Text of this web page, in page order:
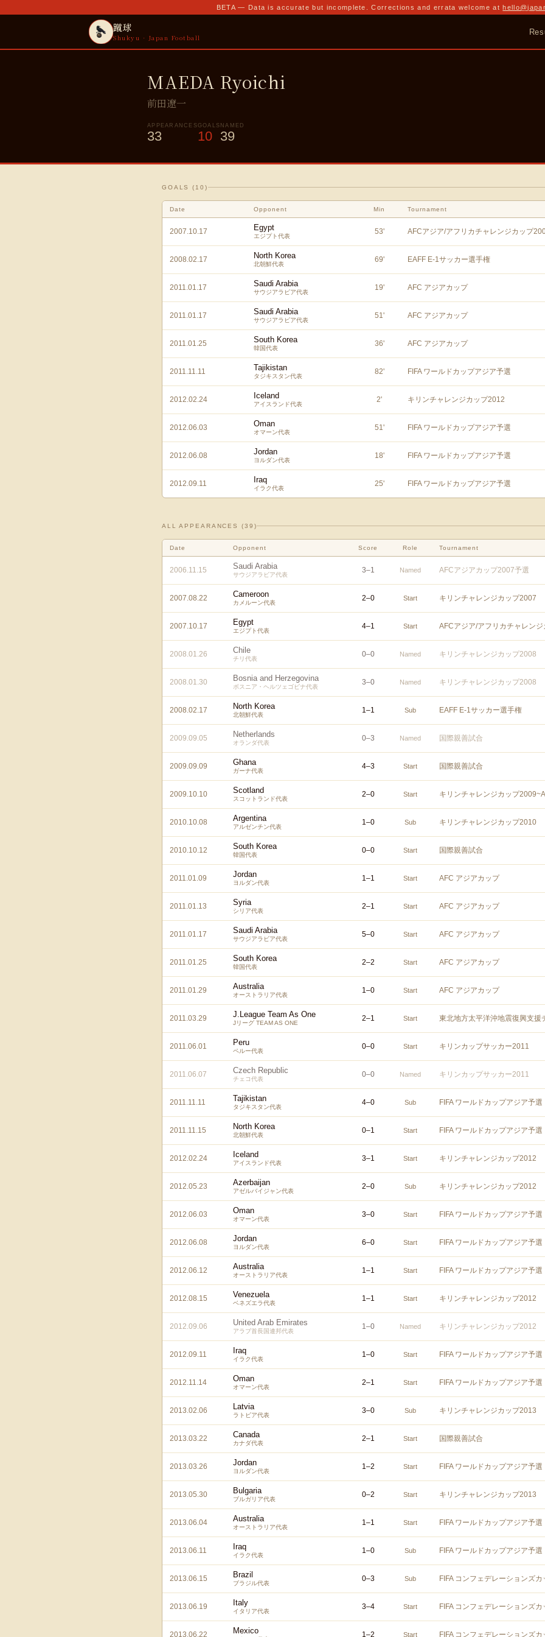
BETA — Data is accurate but incomplete. Corrections and errata welcome at
蹴球
Shukyu · Japan Football
MAEDA Ryoichi
前田遼一
APPEARANCES
33
GOALS
10
NAMED
39
GOALS ( 10 )
Date Opponent Min Tournament
2007.10.17 Egypt
エジプト代表
53' AFCアジア/アフリカチャレンジカップ
2008.02.17 North Korea
北朝鮮代表
69' EAFF E-1サッカー選手権
2011.01.17 Saudi Arabia
サウジアラビア代表
19' AFC アジアカップ
2011.01.17 Saudi Arabia
サウジアラビア代表
51' AFC アジアカップ
2011.01.25 South Korea
韓国代表
36' AFC アジアカップ
2011.11.11 Tajikistan
タジキスタン代表
82' FIFA ワールドカップアジア予選
2012.02.24 Iceland
アイスランド代表
2' キリンチャレンジカップ2012
2012.06.03 Oman
オマーン代表
51' FIFA ワールドカップアジア予選
2012.06.08 Jordan
ヨルダン代表
18' FIFA ワールドカップアジア予選
2012.09.11 Iraq
イラク代表
25' FIFA ワールドカップアジア予選
ALL APPEARANCES (39 )
Date Opponent Score Role Tournament
2006.11.15 Saudi Arabia
サウジアラビア代表
3–1 Named AFCアジアカップ2007予選
2007.08.22 Cameroon
カメルーン代表
2–0 Start キリンチャレンジカップ2007
2007.10.17 Egypt
エジプト代表
4–1 Start AFCアジア/アフリカチャレン
2008.01.26 Chile
チリ代表
0–0 Named キリンチャレンジカップ2008
2008.01.30 Bosnia and Herzegovina
ボスニア・ヘルツェゴビナ代表
3–0 Named キリンチャレンジカップ2008
2008.02.17 North Korea
北朝鮮代表
1–1 Sub EAFF E-1サッカー選手権
2009.09.05 Netherlands
オランダ代表
0–3 Named 国際親善試合
2009.09.09 Ghana
ガーナ代表
4–3 Start 国際親善試合
2009.10.10 Scotland
スコットランド代表
2–0 Start キリンチャレンジカップ
2010.10.08 Argentina
アルゼンチン代表
1–0 Sub キリンチャレンジカップ2010
2010.10.12 South Korea
韓国代表
0–0 Start 国際親善試合
2011.01.09 Jordan
ヨルダン代表
1–1 Start AFC アジアカップ
2011.01.13 Syria
シリア代表
2–1 Start AFC アジアカップ
2011.01.17 Saudi Arabia
サウジアラビア代表
5–0 Start AFC アジアカップ
2011.01.25 South Korea
韓国代表
2–2 Start AFC アジアカップ
2011.01.29 Australia
オーストラリア代表
1–0 Start AFC アジアカップ
2011.03.29 J.League Team As One
Jリーグ TEAM AS ONE
2–1 Start 東北地方太平洋沖地震復興支援
2011.06.01 Peru
ペルー代表
0–0 Start キリンカップサッカー2011
2011.06.07 Czech Republic
チェコ代表
0–0 Named キリンカップサッカー2011
2011.11.11 Tajikistan
タジキスタン代表
4–0 Sub FIFA ワールドカップアジア予選
2011.11.15 North Korea
北朝鮮代表
0–1 Start FIFA ワールドカップアジア予選
2012.02.24 Iceland
アイスランド代表
3–1 Start キリンチャレンジカップ2012
2012.05.23 Azerbaijan
アゼルバイジャン代表
2–0 Sub キリンチャレンジカップ2012
2012.06.03 Oman
オマーン代表
3–0 Start FIFA ワールドカップアジア予選
2012.06.08 Jordan
ヨルダン代表
6–0 Start FIFA ワールドカップアジア予選
2012.06.12 Australia
オーストラリア代表
1–1 Start FIFA ワールドカップアジア予選
2012.08.15 Venezuela
ベネズエラ代表
1–1 Start キリンチャレンジカップ2012
2012.09.06 United Arab Emirates
アラブ首長国連邦代表
1–0 Named キリンチャレンジカップ2012
2012.09.11 Iraq
イラク代表
1–0 Start FIFA ワールドカップアジア予選
2012.11.14 Oman
オマーン代表
2–1 Start FIFA ワールドカップアジア予選
2013.02.06 Latvia
ラトビア代表
3–0 Sub キリンチャレンジカップ2013
2013.03.22 Canada
カナダ代表
2–1 Start 国際親善試合
2013.03.26 Jordan
ヨルダン代表
1–2 Start FIFA ワールドカップアジア予選
2013.05.30 Bulgaria
ブルガリア代表
0–2 Start キリンチャレンジカップ2013
2013.06.04 Australia
オーストラリア代表
1–1 Start FIFA ワールドカップアジア予選
2013.06.11 Iraq
イラク代表
1–0 Sub FIFA ワールドカップアジア予選
2013.06.15 Brazil
ブラジル代表
0–3 Sub FIFA コンフェデレーションズカ
2013.06.19 Italy
イタリア代表
3–4 Start FIFA コンフェデレーションズカ
2013.06.22 Mexico 1–2 Start FIFA コンフェデレーションズカ